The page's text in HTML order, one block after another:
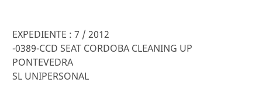
EXPEDIENTE : 7 / 2012
-0389-CCD SEAT CORDOBA CLEANING UP
PONTEVEDRA
SL UNIPERSONAL